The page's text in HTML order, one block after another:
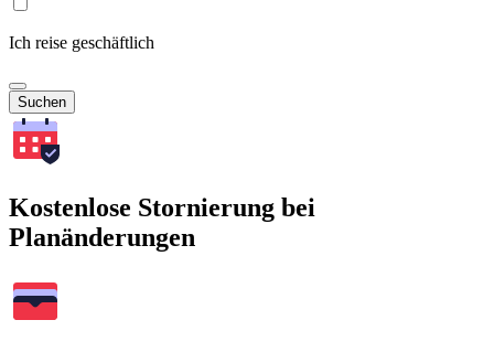
Ich reise geschäftlich
Suchen
Kostenlose Stornierung bei
Planänderungen